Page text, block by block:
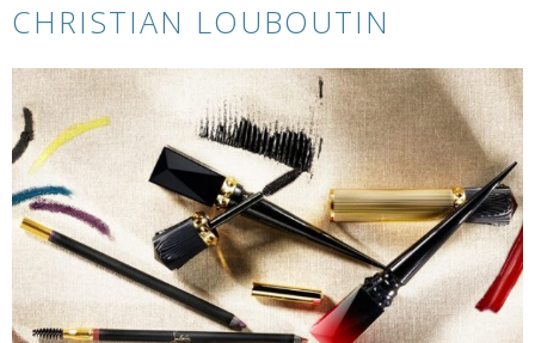
CHRISTIAN LOUBOUTIN